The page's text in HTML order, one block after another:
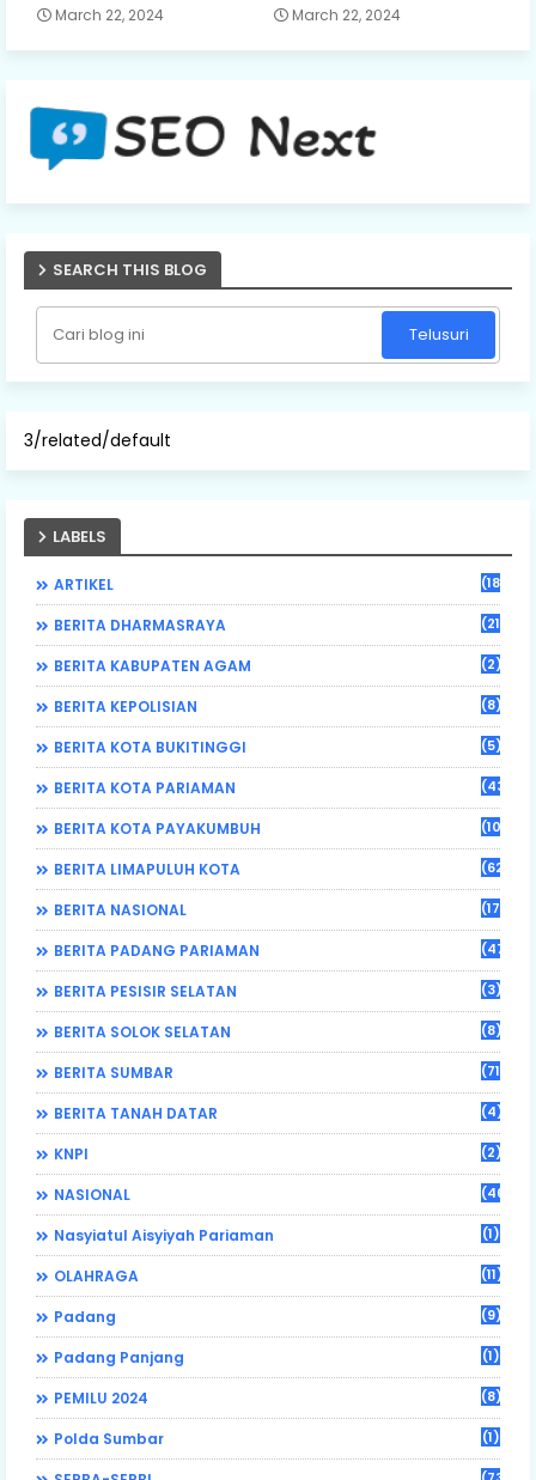
March 22, 2024 March 22, 2024
SEARCH THIS BLOG
3/related/default
LABELS
ARTIKEL (184)
BERITA DHARMASRAYA (21)
BERITA KABUPATEN AGAM (2)
BERITA KEPOLISIAN (8)
BERITA KOTA BUKITINGGI (5)
BERITA KOTA PARIAMAN (43)
BERITA KOTA PAYAKUMBUH (108)
BERITA LIMAPULUH KOTA (62)
BERITA NASIONAL (17)
BERITA PADANG PARIAMAN (470)
BERITA PESISIR SELATAN (3)
BERITA SOLOK SELATAN (8)
BERITA SUMBAR (71)
BERITA TANAH DATAR (4)
KNPI (2)
NASIONAL (46)
Nasyiatul Aisyiyah Pariaman (1)
OLAHRAGA (11)
Padang (9)
Padang Panjang (1)
PEMILU 2024 (8)
Polda Sumbar (1)